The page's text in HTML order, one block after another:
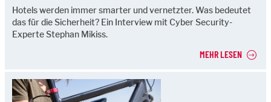
Hotels werden immer smarter und vernetzter. Was bedeutet
das für die Sicherheit? Ein Interview mit Cyber Security-
Experte Stephan Mikiss.
MEHR LESEN